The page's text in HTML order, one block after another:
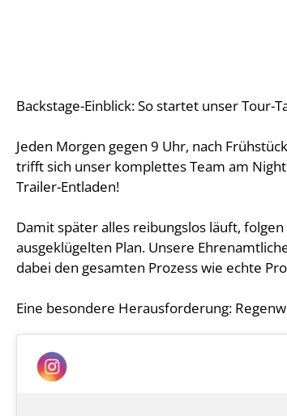
Backstage-Einblick: So startet unser Tour-
Jeden Morgen gegen 9 Uhr, nach
trifft sich unser komplettes Team am
Trailer-Entladen!
Damit später alles reibungslos läuft,
ausgeklügelten Plan. Unsere
dabei den gesamten Prozess wie echte
Eine besondere Herausforderung: